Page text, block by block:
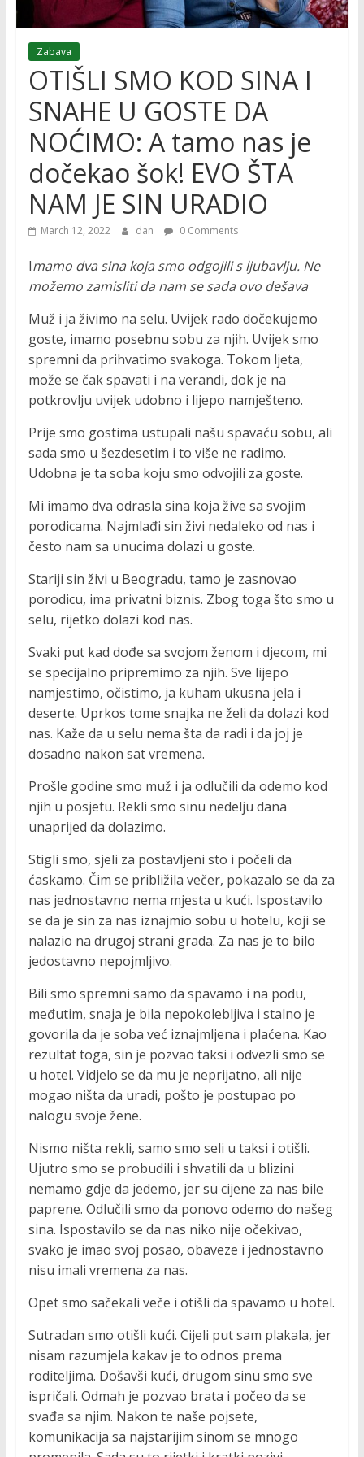
Zabava
OTIŠLI SMO KOD SINA I
SNAHE U GOSTE DA
NOĆIMO: A tamo nas je
dočekao šok! EVO ŠTA
NAM JE SIN URADIO
March 12, 2022 dan 0 Comments
Imamo dva sina koja smo odgojili s ljubavlju. Ne
možemo zamisliti da nam se sada ovo dešava
Muž i ja živimo na selu. Uvijek rado dočekujemo
goste, imamo posebnu sobu za njih. Uvijek smo
spremni da prihvatimo svakoga. Tokom ljeta,
može se čak spavati i na verandi, dok je na
potkrovlju uvijek udobno i lijepo namješteno.
Prije smo gostima ustupali našu spavaću sobu, ali
sada smo u šezdesetim i to više ne radimo.
Udobna je ta soba koju smo odvojili za goste.
Mi imamo dva odrasla sina koja žive sa svojim
porodicama. Najmlađi sin živi nedaleko od nas i
često nam sa unucima dolazi u goste.
Stariji sin živi u Beogradu, tamo je zasnovao
porodicu, ima privatni biznis. Zbog toga što smo u
selu, rijetko dolazi kod nas.
Svaki put kad dođe sa svojom ženom i djecom, mi
se specijalno pripremimo za njih. Sve lijepo
namjestimo, očistimo, ja kuham ukusna jela i
deserte. Uprkos tome snajka ne želi da dolazi kod
nas. Kaže da u selu nema šta da radi i da joj je
dosadno nakon sat vremena.
Prošle godine smo muž i ja odlučili da odemo kod
njih u posjetu. Rekli smo sinu nedelju dana
unaprijed da dolazimo.
Stigli smo, sjeli za postavljeni sto i počeli da
ćaskamo. Čim se približila večer, pokazalo se da za
nas jednostavno nema mjesta u kući. Ispostavilo
se da je sin za nas iznajmio sobu u hotelu, koji se
nalazio na drugoj strani grada. Za nas je to bilo
jedostavno nepojmljivo.
Bili smo spremni samo da spavamo i na podu,
međutim, snaja je bila nepokolebljiva i stalno je
govorila da je soba već iznajmljena i plaćena. Kao
rezultat toga, sin je pozvao taksi i odvezli smo se
u hotel. Vidjelo se da mu je neprijatno, ali nije
mogao ništa da uradi, pošto je postupao po
nalogu svoje žene.
Nismo ništa rekli, samo smo seli u taksi i otišli.
Ujutro smo se probudili i shvatili da u blizini
nemamo gdje da jedemo, jer su cijene za nas bile
paprene. Odlučili smo da ponovo odemo do našeg
sina. Ispostavilo se da nas niko nije očekivao,
svako je imao svoj posao, obaveze i jednostavno
nisu imali vremena za nas.
Opet smo sačekali veče i otišli ​​da spavamo u hotel.
Sutradan smo otišli kući. Cijeli put sam plakala, jer
nisam razumjela kakav je to odnos prema
roditeljima. Došavši kući, drugom sinu smo sve
ispričali. Odmah je pozvao brata i počeo da se
svađa sa njim. Nakon te naše pojsete,
komunikacija sa najstarijim sinom se mnogo